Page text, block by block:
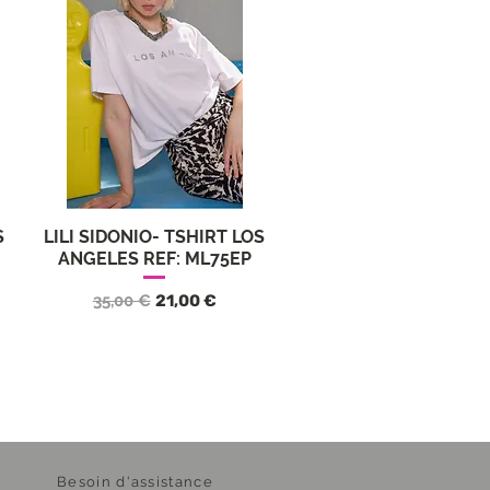
Aperçu rapide
LILI SIDONIO- TSHIRT LOS
ANGELES REF: ML75EP
Prix original
35,00 € Prix promotionnel
21,00 €
Besoin d'assistance